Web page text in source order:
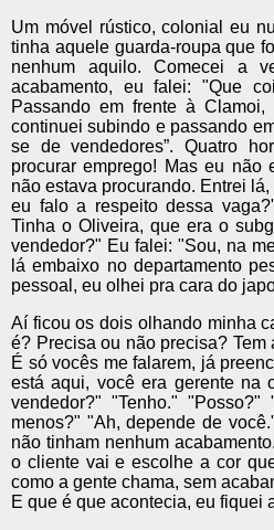
Um móvel rústico, colonial eu
tinha aquele guarda-roupa que
nenhum aquilo. Comecei a
acabamento, eu falei: "Que
Passando em frente à
continuei subindo e passando
se de vendedores”. Quatro
procurar emprego! Mas eu não
não estava procurando. Entrei
eu falo a respeito dessa
Tinha o Oliveira, que era o
vendedor?" Eu falei: "Sou, na
lá embaixo no departamento
pessoal, eu olhei pra cara do
Aí ficou os dois olhando minha
é? Precisa ou não precisa?
É só vocês me falarem, já
está aqui, você era gerente na
vendedor?" "Tenho."
menos?" "Ah, depende de
não tinham nenhum
o cliente vai e escolhe a cor
como a gente chama, sem
E que é que acontecia, eu fiquei